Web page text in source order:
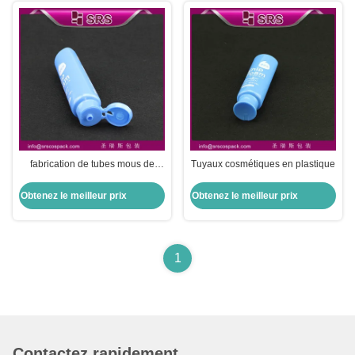
fabrication de tubes mous de
de crème corporelle
Obtenez le meilleur prix
Tuyaux cosmétiques en plastique
Obtenez le meilleur prix
1